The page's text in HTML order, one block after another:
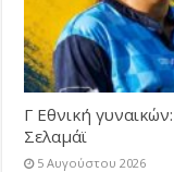
Γ Εθνική
Σελαμάϊ
5 Αυγούστου 2026